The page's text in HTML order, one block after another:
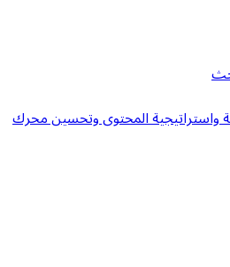
واستراتيجية المحتوى وتحسين محرك